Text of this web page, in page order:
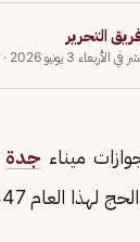
التحرير
في الأربعاء 3 يونيو 2026 ·
ميناء جدة
العام 1447هـ، بكل يسر وسهولة.